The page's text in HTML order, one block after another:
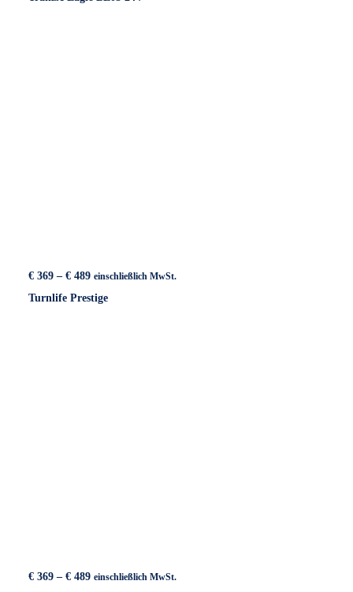
€ 369 – € 489Preisspanne:
bis
einschließlich MwSt.
Turnlife Prestige
€ 369 – € 489Preisspanne:
einschließlich MwSt.